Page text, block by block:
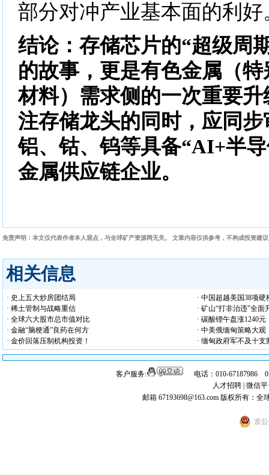
部分对冲产业基本面的利好
结论：存储芯片的“超级周
的故事，更是有色金属（
材料）需求侧的一次重要
注存储龙头的同时，应同
铝、钴、钨等具备“AI+半
金属供应链企业。
免责声明：本文仅代表作者本人观点，与全球矿产资源网无关。 文章内容仅供参考，不构成投资建
相关信息
· 史上五大炒房团结局
· 中国超越美国38项硬
· 稀土管制与战略重估
· 矿山“打非治违”全面
· 全球六大股市总市值对比
· 碳酸锂午盘涨1240元
· 金融“脑梗通”良药在何方
· 中美俄缅甸策略大观
· 金价回落压制机构投资！
· 缅甸政府军不及十支
客户服务:
电话：010-67187986
人才招聘 微信
邮箱 67193698@163.com 版权所有：全
京公